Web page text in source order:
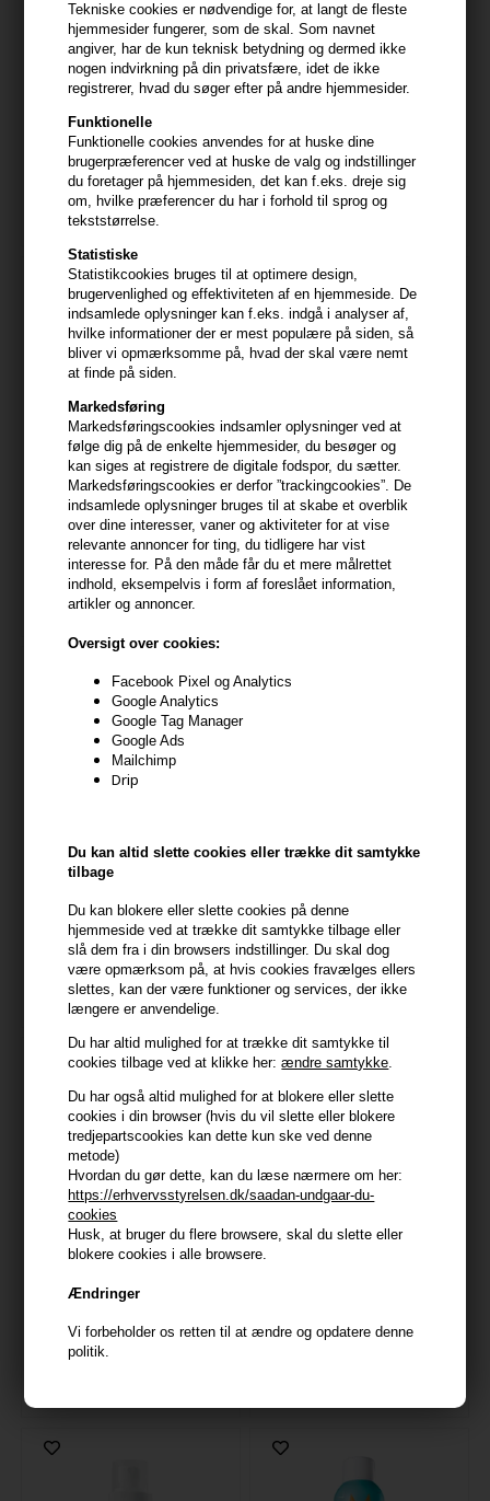
Tekniske cookies er nødvendige for, at langt de fleste
hjemmesider fungerer, som de skal. Som navnet
angiver, har de kun teknisk betydning og dermed ikke
nogen indvirkning på din privatsfære, idet de ikke
registrerer, hvad du søger efter på andre hjemmesider.
Funktionelle
Funktionelle cookies anvendes for at huske dine
brugerpræferencer ved at huske de valg og indstillinger
du foretager på hjemmesiden, det kan f.eks. dreje sig
om, hvilke præferencer du har i forhold til sprog og
tekststørrelse.
Statistiske
Statistikcookies bruges til at optimere design,
brugervenlighed og effektiviteten af en hjemmeside. De
indsamlede oplysninger kan f.eks. indgå i analyser af,
hvilke informationer der er mest populære på siden, så
bliver vi opmærksomme på, hvad der skal være nemt
at finde på siden.
Markedsføring
Markedsføringscookies indsamler oplysninger ved at
følge dig på de enkelte hjemmesider, du besøger og
kan siges at registrere de digitale fodspor, du sætter.
Markedsføringscookies er derfor ”trackingcookies”. De
indsamlede oplysninger bruges til at skabe et overblik
over dine interesser, vaner og aktiviteter for at vise
relevante annoncer for ting, du tidligere har vist
interesse for. På den måde får du et mere målrettet
indhold, eksempelvis i form af foreslået information,
artikler og annoncer.
Oversigt over cookies:
Facebook Pixel og Analytics
Google Analytics
Google Tag Manager
Google Ads
Mailchimp
Drip
Du kan altid slette cookies eller trække dit samtykke
tilbage
Du kan blokere eller slette cookies på denne
hjemmeside ved at trække dit samtykke tilbage eller
slå dem fra i din browsers indstillinger. Du skal dog
være opmærksom på, at hvis cookies fravælges ellers
slettes, kan der være funktioner og services, der ikke
længere er anvendelige.
Du har altid mulighed for at trække dit samtykke til
cookies tilbage ved at klikke her:ændre samtykke.
Du har også altid mulighed for at blokere eller slette
cookies i din browser (hvis du vil slette eller blokere
tredjepartscookies kan dette kun ske ved denne
metode)
Hvordan du gør dette, kan du læse nærmere om her:
https://erhvervsstyrelsen.dk/saadan-undgaar-du-
cookies
Husk, at bruger du flere browsere, skal du slette eller
blokere cookies i alle browsere.
Ændringer
Vi forbeholder os retten til at ændre og opdatere denne
politik.
Moroccanoil Texture Clay
249,00
DKK
Cream 300ml
309,00
DKK
Moroccanoil Volumizing Mist
160ml
259,00 DKK
Moroccanoil Dry Texture
Spray 205ml
259,00 DKK
Moroccanoil Frizz Shield
Spray 160ml
259,00 DKK
Moroccanoil Intense
Smoothing Serum 50ml
279,00 DKK
Moroccanoil Perfect Defense
269,00 DKK DKK